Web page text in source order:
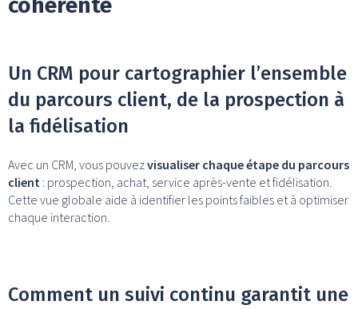
cohérente
Un CRM pour cartographier l’ensemble
du parcours client, de la prospection à
la fidélisation
Avec un CRM, vous pouvezvisualiser chaque étape du parcours
client : prospection, achat, service après-vente et fidélisation.
Cette vue globale aide à identifier les points faibles et à optimiser
chaque interaction.
Comment un suivi continu garantit une